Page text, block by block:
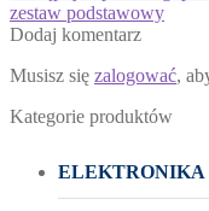
zestaw podstawowy
Dodaj komentarz
Musisz się zalogować,
Kategorie produktów
ELEKTRONIKA